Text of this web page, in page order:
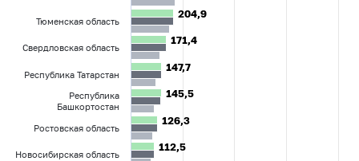
204,9
204,9
171,4
171,4
147,7
147,7
145,5
145,5
126,3
126,3
112,5
112,5
Тюменская область
Свердловская область
Республика Татарстан
Республика
Башкортостан
Ростовская область
Новосибирская область